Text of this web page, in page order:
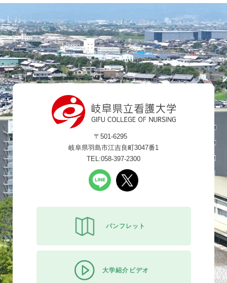
〒501-6295
岐阜県羽島市江吉良町3047番1
TEL:058-397-2300
パンフレット
大学紹介ビデオ